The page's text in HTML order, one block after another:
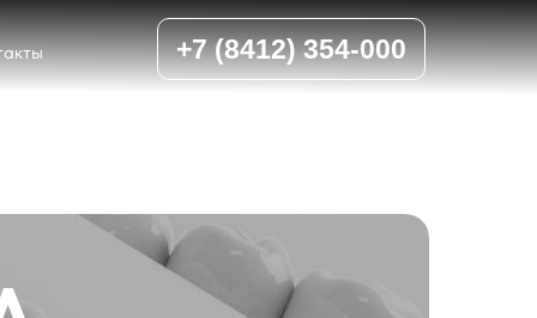
+7 (8412) 354-000